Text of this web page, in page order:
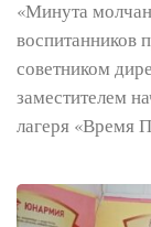
«Минута
воспитанников
советником
заместителем
лагеря «Время